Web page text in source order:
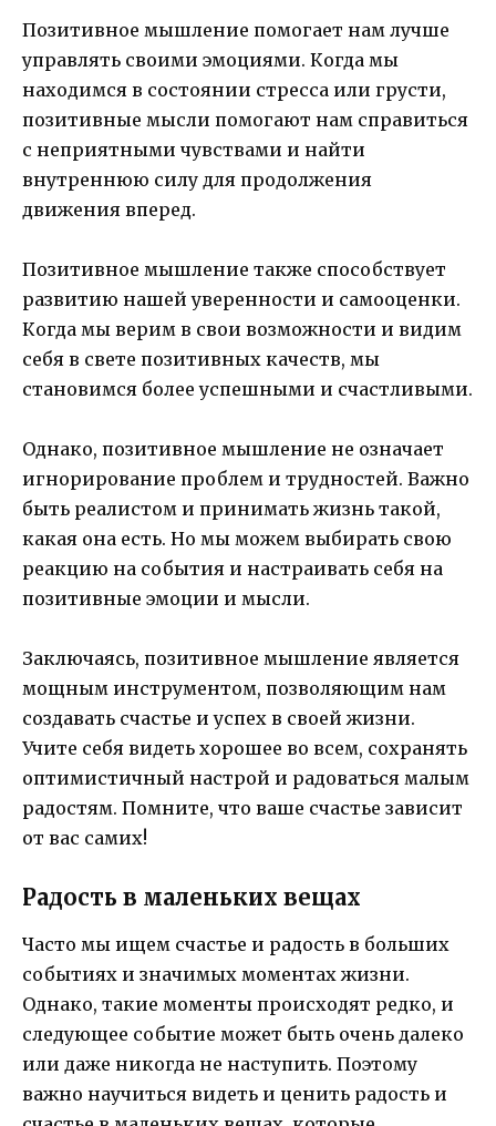
Позитивное мышление помогает нам лучше
управлять своими эмоциями. Когда мы
находимся в состоянии стресса или грусти,
позитивные мысли помогают нам справиться
с неприятными чувствами и найти
внутреннюю силу для продолжения
движения вперед.
Позитивное мышление также способствует
развитию нашей уверенности и самооценки.
Когда мы верим в свои возможности и видим
себя в свете позитивных качеств, мы
становимся более успешными и счастливыми.
Однако, позитивное мышление не означает
игнорирование проблем и трудностей. Важно
быть реалистом и принимать жизнь такой,
какая она есть. Но мы можем выбирать свою
реакцию на события и настраивать себя на
позитивные эмоции и мысли.
Заключаясь, позитивное мышление является
мощным инструментом, позволяющим нам
создавать счастье и успех в своей жизни.
Учите себя видеть хорошее во всем, сохранять
оптимистичный настрой и радоваться малым
радостям. Помните, что ваше счастье зависит
от вас самих!
Радость в маленьких вещах
Часто мы ищем счастье и радость в больших
событиях и значимых моментах жизни.
Однако, такие моменты происходят редко, и
следующее событие может быть очень далеко
или даже никогда не наступить. Поэтому
важно научиться видеть и ценить радость и